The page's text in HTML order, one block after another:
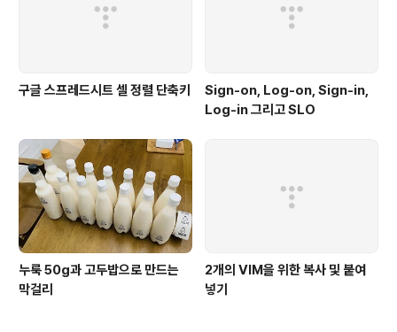
구글 스프레드시트 셀 정렬 단축키
Sign-on, Log-on, Sign-in,
Log-in 그리고 SLO
누룩 50g과 고두밥으로 만드는
막걸리
2개의 VIM을 위한 복사 및 붙여
넣기